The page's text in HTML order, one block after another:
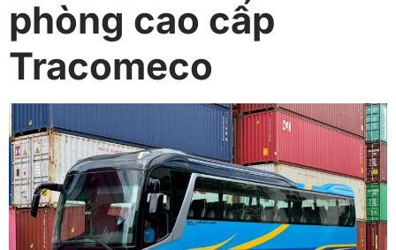
phòng cao cấp
Tracomeco